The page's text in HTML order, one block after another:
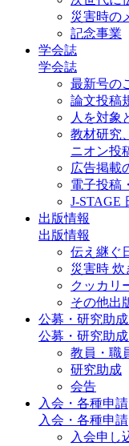
災害時の
記念事業
学会誌
学会誌
最新号の
論文投稿
人を対象
教材研究
ニオン投
広告掲載
電子投稿
J-STAGE
出版情報
出版情報
伝え継ぐ
災害時
クッカリ
その他出
公募・研究助
公募・研究助
教員・職
研究助成
会告
入会・各種申請
入会・各種申請
入会申し